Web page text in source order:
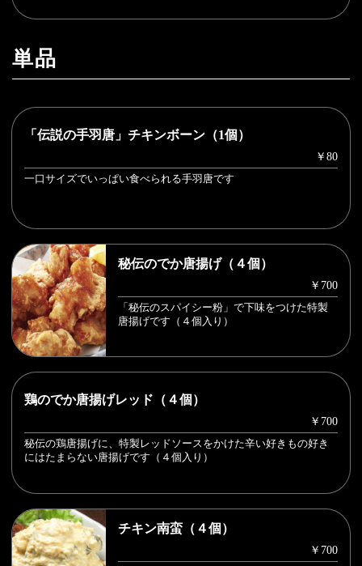
単品
「伝説の手羽唐」チキンボーン（1個）
￥80
一口サイズでいっぱい食べられる手羽唐です
秘伝のでか唐揚げ（４個）
￥700
「秘伝のスパイシー粉」で下味をつけた特製
唐揚げです（４個入り）
鶏のでか唐揚げレッド（４個）
￥700
秘伝の鶏唐揚げに、特製レッドソースをかけた辛い好きもの好き
にはたまらない唐揚げです（４個入り）
チキン南蛮（４個）
￥700